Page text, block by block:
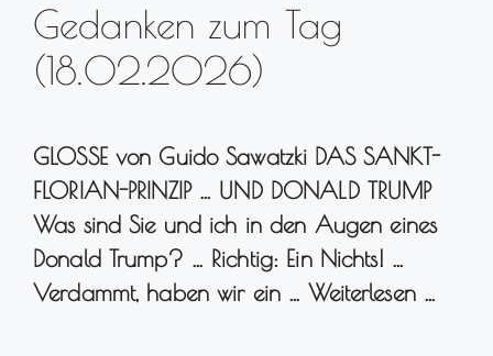
Gedanken zum Tag
(18.02.2026)
GLOSSE von Guido Sawatzki DAS SANKT-
FLORIAN-PRINZIP … UND DONALD TRUMP
Was sind Sie und ich in den Augen eines
Donald Trump? … Richtig: Ein Nichts! …
Verdammt, haben wir ein …Weiterlesen …